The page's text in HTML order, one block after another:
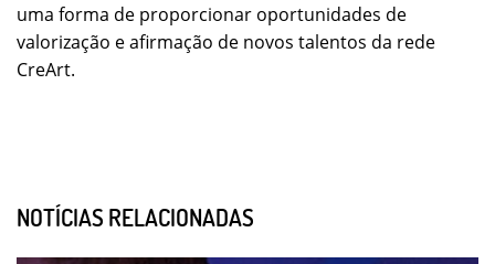
uma forma de proporcionar oportunidades de
valorização e afirmação de novos talentos da rede
CreArt.
NOTÍCIAS RELACIONADAS